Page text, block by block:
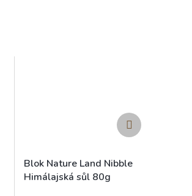
Blok Nature Land Nibble
Himálajská sůl 80g
Další
produkt